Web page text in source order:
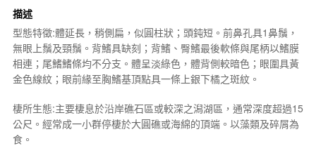
描述
型態特徵:體延長，稍側扁，似圓柱狀；頭鈍短。前鼻孔具1鼻鬚，
無眼上鬚及頸鬚。背鰭具缺刻；背鰭、臀鰭最後軟條與尾柄以鰭膜
相連；尾鰭鰭條均不分支。體呈淡綠色，體背側較暗色；眼圍具黃
金色線紋；眼前緣至胸鰭基頂點具一條上銀下橘之斑紋。
棲所生態:主要棲息於沿岸礁石區或較深之潟湖區，通常深度超過15
公尺。經常成一小群停棲於大圓礁或海綿的頂端。以藻類及碎屑為
食。